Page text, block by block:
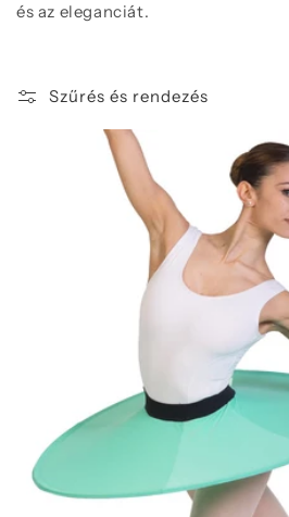
és az eleganciát.
Szűrés és rendezés